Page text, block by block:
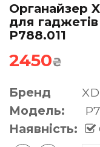
Органайзер
для
P788.011
2450₴
Бренд
Модель:
Наявність: